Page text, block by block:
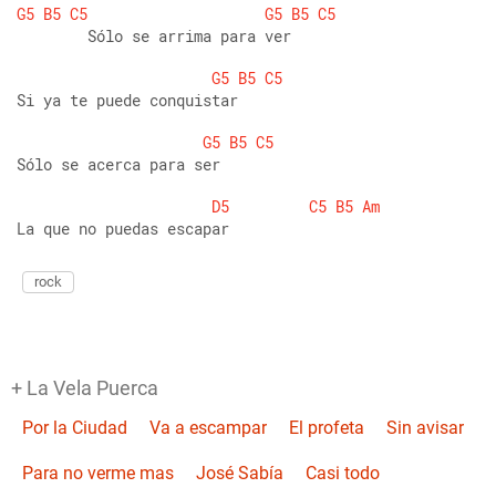
G5 B5 C5 G5 B5 C5
        Sólo se arrima para ver
G5 B5 C5
Si ya te puede conquistar
G5 B5 C5
Sólo se acerca para ser
D5
C5 B5 Am
La que no puedas escapar
rock
+ La Vela Puerca
Por la Ciudad Va a escampar El profeta Sin avisar
Para no verme mas José Sabía Casi todo